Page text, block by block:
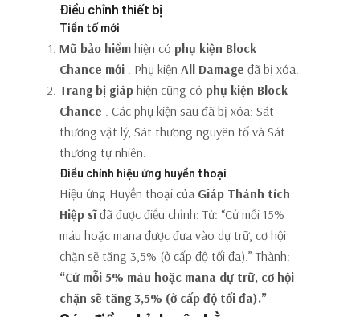
Điều chỉnh thiết bị
Tiền tố mới
Mũ bảo hiểm hiện có phụ kiện Block
Chance mới . Phụ kiện All Damage đã bị xóa.
Trang bị giáp hiện cũng có phụ kiện Block
Chance . Các phụ kiện sau đã bị xóa: Sát
thương vật lý, Sát thương nguyên tố và Sát
thương tự nhiên.
Điều chỉnh hiệu ứng huyền thoại
Hiệu ứng Huyền thoại của Giáp Thánh tích
Hiệp sĩđã được điều chỉnh: Từ: “Cứ mỗi 15%
máu hoặc mana được đưa vào dự trữ, cơ hội
chặn sẽ tăng 3,5% (ở cấp độ tối đa).” Thành:
“Cứ mỗi 5% máu hoặc mana dự trữ, cơ hội
chặn sẽ tăng 3,5% (ở cấp độ tối đa).”